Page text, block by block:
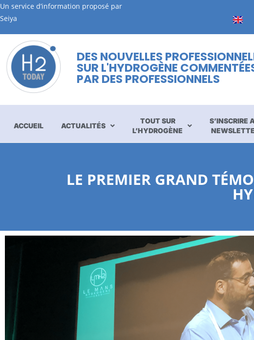
Un service d’information proposé par
Seiya
DES NOUVELLES
SUR L'HYDROGÈNE
PAR DES PROFESSIONNELS
ACCUEIL ACTUALITÉS
TOUT SUR
L’HYDROGÈNE
S’INSCRIRE
LE PREMIER GRAND